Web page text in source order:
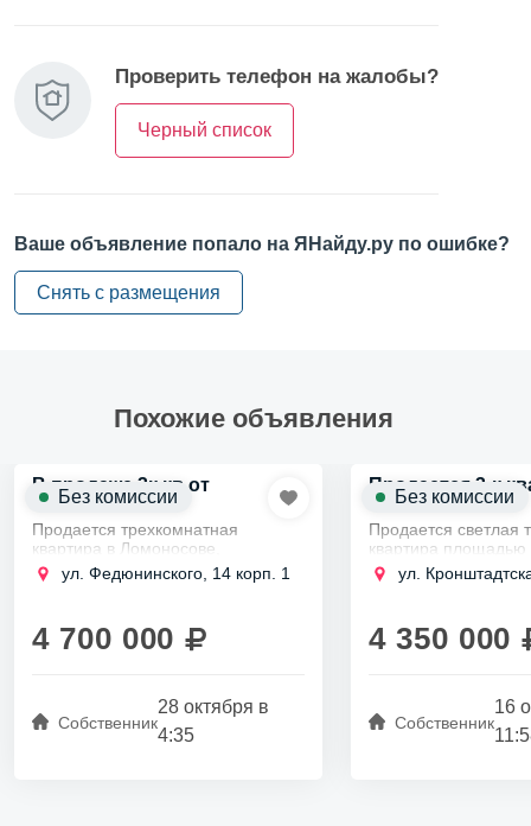
Проверить телефон на жалобы?
Черный список
Ваше объявление попало на ЯНайду.ру по ошибке?
Снять с размещения
Похожие объявления
В продаже 3к кв от
собственника
Продается трехкомнатная
квартира в Ломоносове,
площадью 60,1 кв. м, на первом
этаже девятиэтажного дома.
природа создают комфортную...
ул. Федюнинского, 14 корп. 1
4 700 000
Собственник
28 октября в
4:35
Без комиссии
Продается 3-к
Ломоносове
Продается светлая
квартира площадью
в прекрасном
Она находится на
здания,...
ул.
4 350 000
Собственник
16
Без комиссии